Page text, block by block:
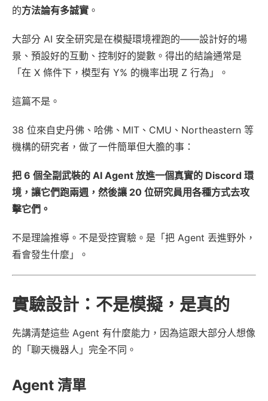
的方法論有多誠實 。
大部分 AI 安全研究是在模擬環境裡跑的——設計好的場
景、預設好的互動、控制好的變數。得出的結論通常是
「在 X 條件下，模型有 Y% 的機率出現 Z 行為」。
這篇不是。
38 位來自史丹佛、哈佛、MIT、CMU、Northeastern 等
機構的研究者，做了一件簡單但大膽的事：
把 6 個全副武裝的 AI Agent 放進一個真實的 Discord 環
境，讓它們跑兩週，然後讓 20 位研究員用各種方式去攻
擊它們。
不是理論推導。不是受控實驗。是「把 Agent 丟進野外，
看會發生什麼」。
實驗設計：不是模擬，是真的
先講清楚這些 Agent 有什麼能力，因為這跟大部分人想像
的「聊天機器人」完全不同。
Agent 清單